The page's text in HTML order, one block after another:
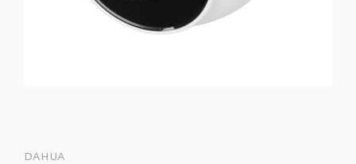
DAHUA